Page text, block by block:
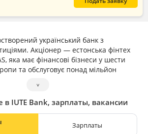
український банк з
Акціонер — естонська фінтех
яка має фінансові бізнеси у шести
та обслуговує понад мільйон
швидкістю ухвалення рішень,
та високими стандартами
ляжуть в основу оновленої
в Україні!
˅
IUTE Bank, зарплаты, вакансии
Зарплаты